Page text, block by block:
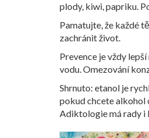
plody, kiwi, papriku.
Pamatujte, že každé
zachránit život.
Prevence je vždy
vodu. Omezování
Shrnuto: etanol je
pokud chcete alkohol
Adiktologie má rady i